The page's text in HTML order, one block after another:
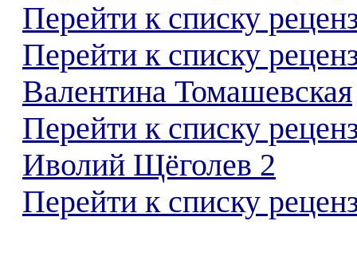
Перейти к списку
Перейти к списку
Валентина Томашевская
Перейти к списку
Иволий Щёголев 2
Перейти к списку